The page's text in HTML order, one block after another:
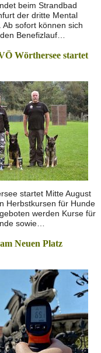
beim Strandbad
der dritte Mental
Ab sofort können sich
Benefizlauf…
Wörthersee startet
startet Mitte August
Herbstkursen für Hunde
werden Kurse für
sowie…
Neuen Platz